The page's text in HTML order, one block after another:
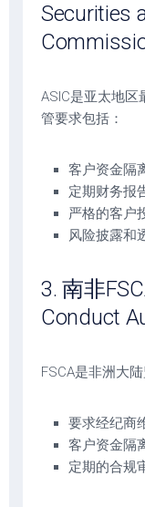
Securities
ASIC是亚太地
管要求包括：
客户资金隔
定期财务报
严格的客户
风险披露和
3. 南非
Conduct
FSCA是非洲大
要求经纪商
客户资金隔
定期的合规